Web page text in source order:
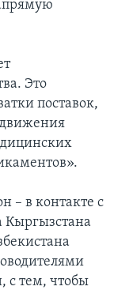
Это
поставок,
– в контакте с
Кыргызстана
с тем, чтобы